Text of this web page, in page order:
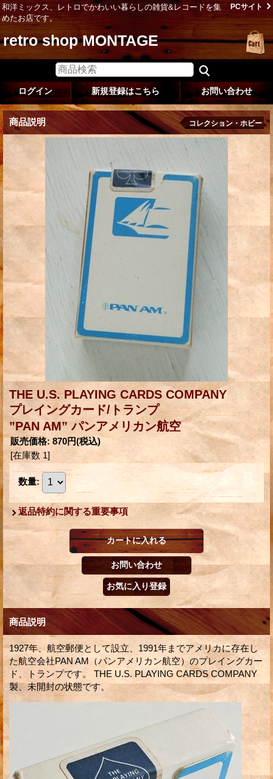
和洋ミックス、レトロでかわいい暮らしの雑貨&レコードを集
めたお店です。
PCサイト
retro shop MONTAGE
ログイン 新規登録はこちら お問い合わせ
商品説明 コレクション・ホビー
THE U.S. PLAYING CARDS COMPANY
プレイングカード/トランプ
”PAN AM” パンアメリカン航空
販売価格: 870円(税込)
[在庫数 1]
数量:
返品特約に関する重要事項
商品説明
1927年、航空郵便として設立、1991年までアメリカに存在し
た航空会社PAN AM（パンアメリカン航空）のプレイングカー
ド、トランプです。 THE U.S. PLAYING CARDS COMPANY
製、未開封の状態です。